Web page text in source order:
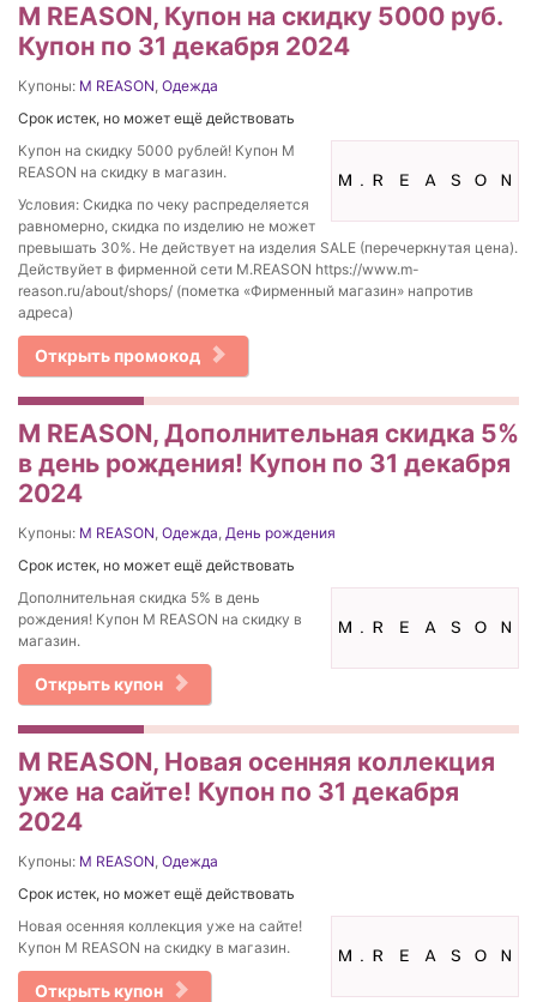
M REASON, Купон на скидку 5000 руб.
Купон по 31 декабря 2024
Купоны: M REASON, Одежда
Срок истек, но может ещё действовать
Купон на скидку 5000 рублей! Купон M
REASON на скидку в магазин.
Условия: Скидка по чеку распределяется
равномерно, скидка по изделию не может
превышать 30%. Не действует на изделия SALE (перечеркнутая цена).
Действуйет в фирменной сети M.REASON https://www.m-
reason.ru/about/shops/ (пометка «Фирменный магазин» напротив
адреса)
Открыть промокод
M REASON, Дополнительная скидка 5%
в день рождения! Купон по 31 декабря
2024
Купоны: M REASON, Одежда, День рождения
Срок истек, но может ещё действовать
Дополнительная скидка 5% в день
рождения! Купон M REASON на скидку в
магазин.
Открыть купон
M REASON, Новая осенняя коллекция
уже на сайте! Купон по 31 декабря
2024
Купоны: M REASON, Одежда
Срок истек, но может ещё действовать
Новая осенняя коллекция уже на сайте!
Купон M REASON на скидку в магазин.
Открыть купон